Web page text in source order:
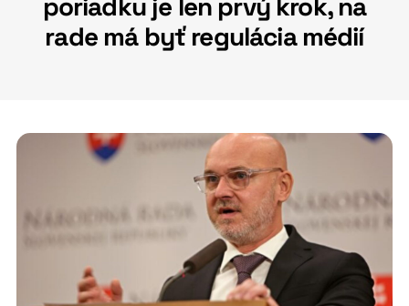
rade má byť regulácia médií